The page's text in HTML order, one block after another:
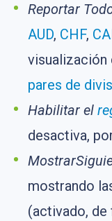
Reportar
AUD, CHF,
pares de
Habilitar el
desactiva,
mostrando
(activado, de